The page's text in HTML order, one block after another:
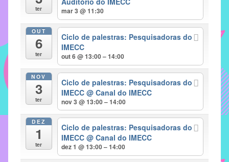
proporcionem
fortalecimento
sociais
profissionais
alunos,
professores
ter mar 3 @ 11:30
OUT
6
ter
Ciclo de palestras: Pesquisadoras do
IMECC
out 6 @ 13:00 – 14:00
NOV
3
ter
Ciclo de palestras: Pesquisadoras do
IMECC@ Canal do IMECC
nov 3 @ 13:00 – 14:00
DEZ
1
ter
Ciclo de palestras: Pesquisadoras do
IMECC@ Canal do IMECC
dez 1 @ 13:00 – 14:00